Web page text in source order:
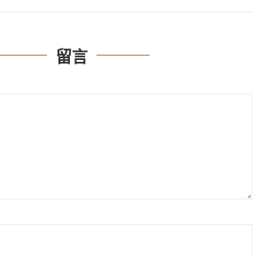
留言